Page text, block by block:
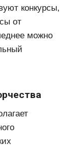
конкурсы,
от
можно